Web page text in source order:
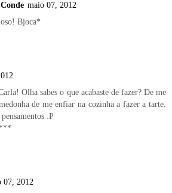
maio 07, 2012
Bjoca*
Olha sabes o que acabaste de fazer? De me
de me enfiar na cozinha a fazer a tarte.
:P
07, 2012